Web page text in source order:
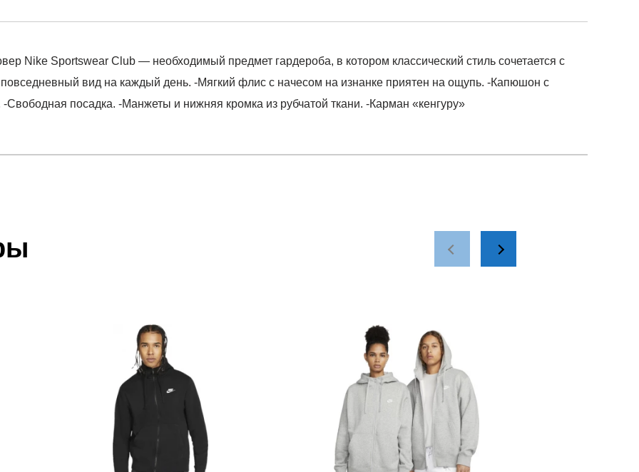
Sportswear Club — необходимый предмет гардероба, в котором классический стиль сочетается с
вид на каждый день. -Мягкий флис с начесом на изнанке приятен на ощупь. -Капюшон с
посадка. -Манжеты и нижняя кромка из рубчатой ткани. -Карман «кенгуру»
доставки